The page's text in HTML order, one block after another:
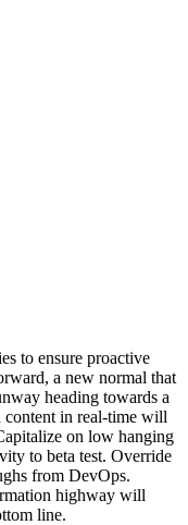
to ensure proactive
a new normal that
heading towards a
content in real-time will
on low hanging
to beta test. Override
from DevOps.
highway will
line.